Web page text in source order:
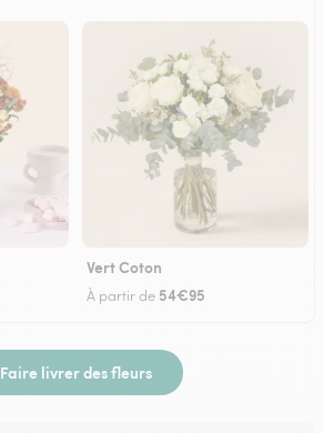
Vert Coton
À partir de 54€95
Faire livrer des fleurs